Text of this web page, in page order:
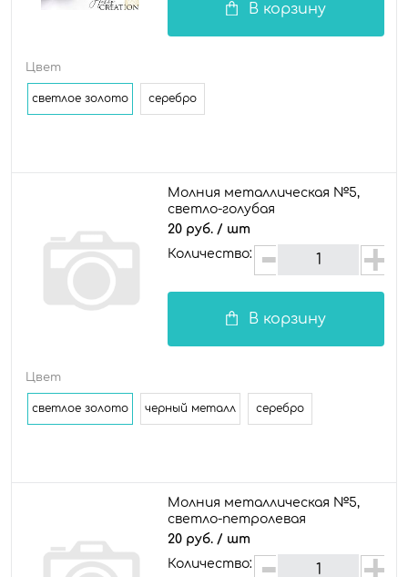
В корзину
Цвет
светлое золото серебро
Молния металлическая №5,
светло-голубая
20 руб. / шт
Количество:
В корзину
Цвет
светлое золото черный металл серебро
Молния металлическая №5,
светло-петролевая
20 руб. / шт
Количество: